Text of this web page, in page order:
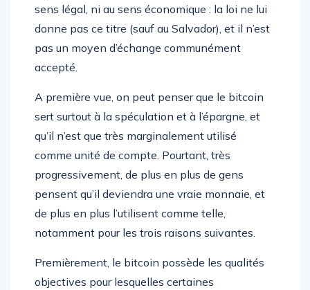
sens légal, ni au sens économique : la loi ne lui
donne pas ce titre (sauf au Salvador), et il n’est
pas un moyen d’échange communément
accepté.
A première vue, on peut penser que le bitcoin
sert surtout à la spéculation et à l’épargne, et
qu’il n’est que très marginalement utilisé
comme unité de compte. Pourtant, très
progressivement, de plus en plus de gens
pensent qu’il deviendra une vraie monnaie, et
de plus en plus l’utilisent comme telle,
notamment pour les trois raisons suivantes.
Premièrement, le bitcoin possède les qualités
objectives pour lesquelles certaines